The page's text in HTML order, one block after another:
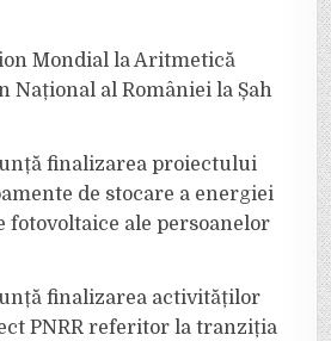
Mondial la Aritmetică
Național al României la Șah
finalizarea proiectului
de stocare a energiei
fotovoltaice ale persoanelor
finalizarea activităților
PNRR referitor la tranziția